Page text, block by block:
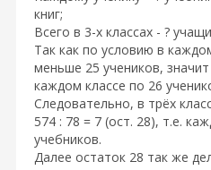
книг;
Всего в 3-х классах - ?
Так как по условию в
меньше 25 учеников,
каждом классе по 26
Следовательно, в трёх
574 : 78 = 7 (ост. 28), т.е.
учебников.
Далее остаток 28 так же